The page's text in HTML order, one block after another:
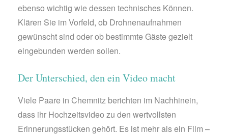
ebenso wichtig wie dessen technisches Können.
Klären Sie im Vorfeld, ob Drohnenaufnahmen
gewünscht sind oder ob bestimmte Gäste gezielt
eingebunden werden sollen.
Der Unterschied, den ein Video macht
Viele Paare in Chemnitz berichten im Nachhinein,
dass ihr Hochzeitsvideo zu den wertvollsten
Erinnerungsstücken gehört. Es ist mehr als ein Film –